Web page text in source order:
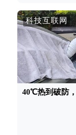
科技互联网
40℃热到破防